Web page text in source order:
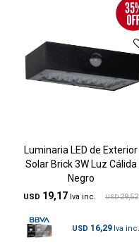
Luminaria LED de Exterior
Solar Brick 3W Luz Cálida
Negro
USD 19,17 USD 29,52
USD 16,29